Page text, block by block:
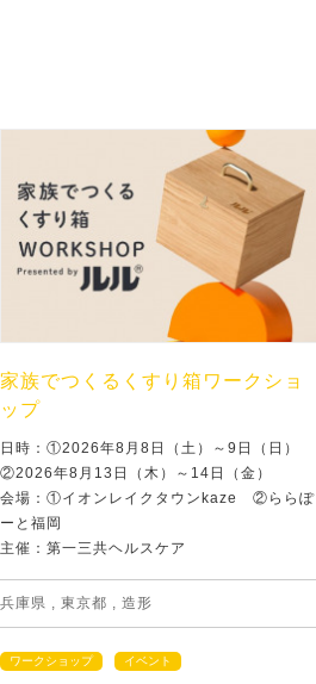
家族でつくるくすり箱ワークショ
ップ
日時：①2026年8月8日（土）～9日（日）
②2026年8月13日（木）～14日（金）
会場：①イオンレイクタウンkaze ②ららぽ
ーと福岡
主催：第一三共ヘルスケア
兵庫県 , 東京都 , 造形
ワークショップ イベント